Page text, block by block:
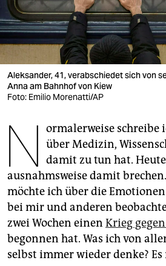
verlag
verlag
veranstaltungen
shop
fragen & hilfe
unterstützen
genossenschaft
epaper login
Aleksander, 41, verabschiedet sich von
Anna am Bahnhof von Kiew
Foto: Emilio Morenatti/AP
N ormalerweise schreibe
über Medizin,
damit zu tun hat.
ausnahmsweise damit
möchte ich über die
bei mir und anderen
zwei Wochen einen Krieg
begonnen hat. Was ich von
selbst immer wieder denke?